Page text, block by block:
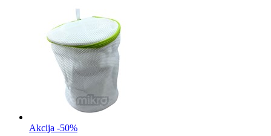
Akcija -50%